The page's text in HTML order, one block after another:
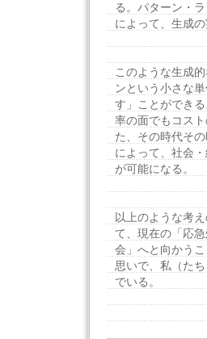
る。パターン・
によって、生成
このような生成
ンという小さな
す」ことができ
率の面でもコス
た、その時代そ
によって、社会
が可能になる。
以上のような考
て、現在の「応
会」へと向かう
思いで、私（た
でいる。